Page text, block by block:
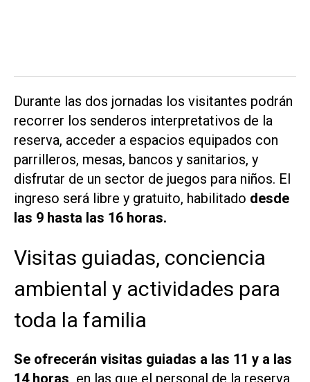
Durante las dos jornadas los visitantes podrán
recorrer los senderos interpretativos de la
reserva, acceder a espacios equipados con
parrilleros, mesas, bancos y sanitarios, y
disfrutar de un sector de juegos para niños. El
ingreso será libre y gratuito, habilitado desde
las 9 hasta las 16 horas.
Visitas guiadas, conciencia
ambiental y actividades para
toda la familia
Se ofrecerán visitas guiadas a las 11 y a las
14 horas, en las que el personal de la reserva